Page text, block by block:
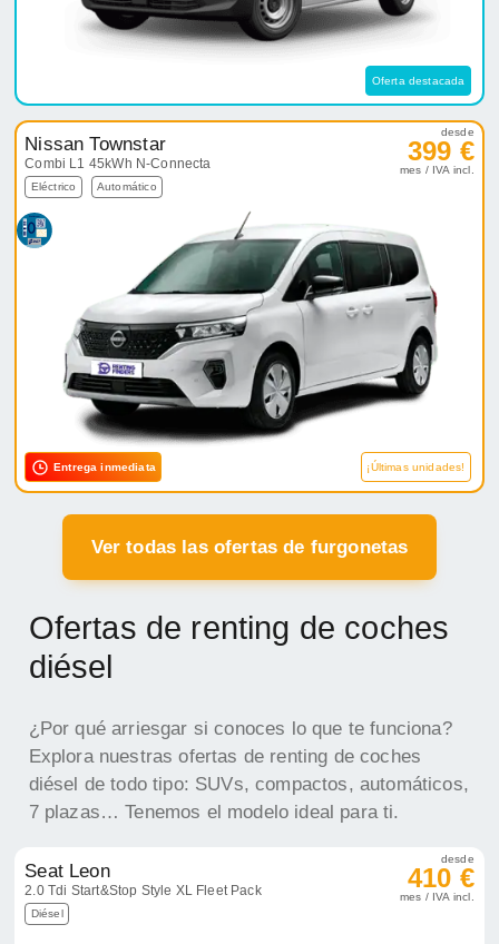
Oferta destacada
Nissan Townstar
Combi L1 45kWh N-Connecta
Eléctrico Automático
desde
399 €
mes / IVA incl.
Entrega inmediata ¡Últimas unidades!
Ver todas las ofertas de furgonetas
Ofertas de renting de coches
diésel
¿Por qué arriesgar si conoces lo que te funciona?
Explora nuestras ofertas de renting de coches
diésel de todo tipo: SUVs, compactos, automáticos,
7 plazas… Tenemos el modelo ideal para ti.
Seat Leon
2.0 Tdi Start&Stop Style XL Fleet Pack
Diésel
desde
410 €
mes / IVA incl.